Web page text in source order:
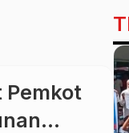
Pemkot